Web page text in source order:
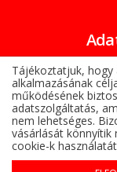
Tájékoztatjuk, hogy
alkalmazásának
működésének
adatszolgáltatás,
nem lehetséges.
vásárlását könnyítik
cookie-k